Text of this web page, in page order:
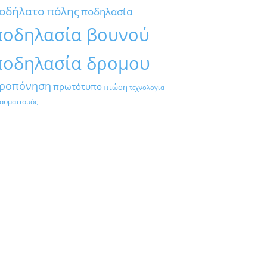
πόληςποδηλασία
βουνού
δρομου
πρωτότυποπτώση τεχνολογία